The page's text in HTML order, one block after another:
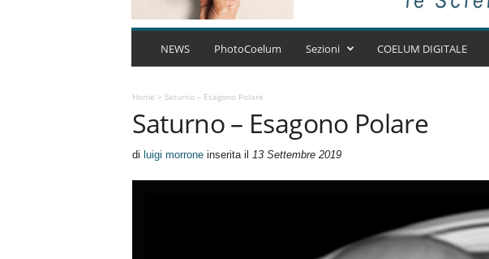
C
A
r
NEWS PhotoCoelum Sezioni COELUM DIGITALE
Home > Saturno – Esagono Polare
Saturno – Esagono Polare
di luigi morroneinserita il 13 Settembre 2019